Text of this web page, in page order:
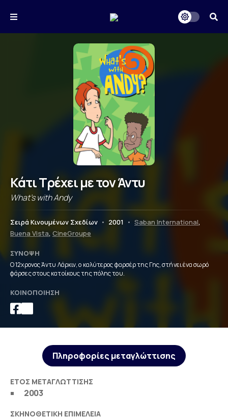
Κάτι Τρέχει με τον Άντυ
What's with Andy
Σειρά Κινουμένων Σχεδίων • 2001 • Saban International,
Buena Vista, CineGroupe
ΣΎΝΟΨΗ
Ο 12χρονος Άντυ Λάρκιν, ο καλύτερος φαρσέρ της Γης, στήνει ένα σωρό
φάρσες στους κατοίκους της πόλης του.
ΚΟΙΝΟΠΟΊΗΣΗ
Πληροφορίες μεταγλώττισης
ΈΤΟΣ ΜΕΤΑΓΛΏΤΤΙΣΗΣ
2003
ΣΚΗΝΟΘΕΤΙΚΉ ΕΠΙΜΈΛΕΙΑ